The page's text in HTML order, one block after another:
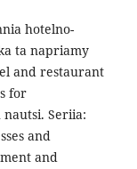
hotelno-
ta napriamy
and restaurant
for
Seriia:
and
and